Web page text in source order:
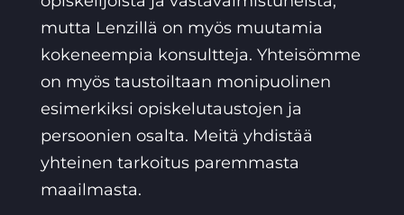
mutta Lenzillä on myös muutamia
kokeneempia konsultteja. Yhteisömme
on myös taustoiltaan monipuolinen
esimerkiksi opiskelutaustojen ja
persoonien osalta. Meitä yhdistää
yhteinen tarkoitus paremmasta
maailmasta.